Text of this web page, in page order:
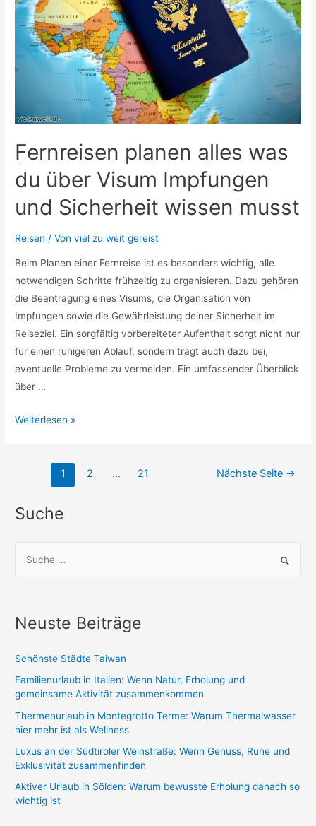
Fernreisen planen alles was
du über Visum Impfungen
und Sicherheit wissen musst
Reisen / Vonviel zu weit gereist
Beim Planen einer Fernreise ist es besonders wichtig, alle
notwendigen Schritte frühzeitig zu organisieren. Dazu gehören
die Beantragung eines Visums, die Organisation von
Impfungen sowie die Gewährleistung deiner Sicherheit im
Reiseziel. Ein sorgfältig vorbereiteter Aufenthalt sorgt nicht nur
für einen ruhigeren Ablauf, sondern trägt auch dazu bei,
eventuelle Probleme zu vermeiden. Ein umfassender Überblick
über …
Fernreisen
über
und
Weiterlesen »
Seitennummerierung
Beiträge
1 2 … 21 Nächste Seite →
Suche
e
n
a
c
h
Neuste Beiträge
Schönste Städte Taiwan
Familienurlaub in Italien: Wenn Natur, Erholung und
gemeinsame Aktivität zusammenkommen
Thermenurlaub in Montegrotto Terme: Warum Thermalwasser
hier mehr ist als Wellness
Luxus an der Südtiroler Weinstraße: Wenn Genuss, Ruhe und
Exklusivität zusammenfinden
Aktiver Urlaub in Sölden: Warum bewusste Erholung danach so
wichtig ist